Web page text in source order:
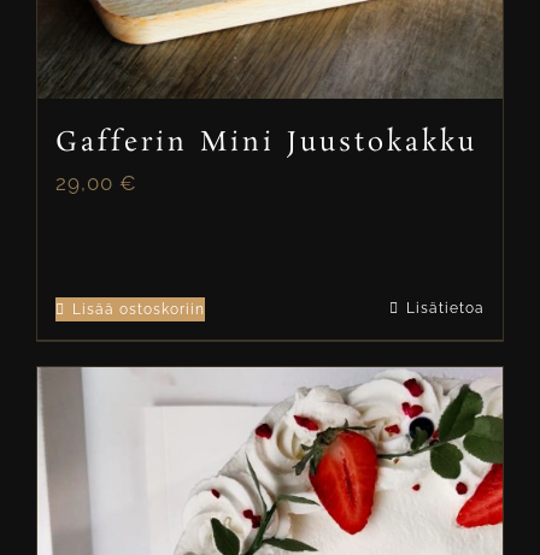
Gafferin Mini Juustokakku
29,00 €
Lisää ostoskoriin Lisätietoa